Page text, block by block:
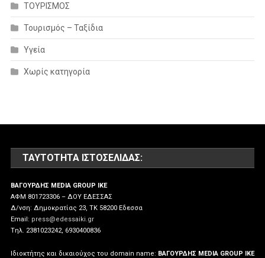
ΤΟΥΡΙΣΜΟΣ
Τουρισμός – Ταξίδια
Υγεία
Χωρίς κατηγορία
ΤΑΥΤΌΤΗΤΑ ΙΣΤΟΣΕΛΊΔΑΣ:
ΒΑΓΟΥΡΔΗΣ MEDIA GROUP IKE
ΑΦΜ 801723306 – ΔΟΥ ΕΔΕΣΣΑΣ
Δ/νση: Δημοκρατίας 23, ΤΚ 58200 Εδεσσα
Email: press@edessaiki.gr
Tηλ. 2381023242, 6930400836
Ιδιοκτήτης και δικαιούχος του domain name: ΒΑΓΟΥΡΔΗΣ MEDIA GROUP IKE